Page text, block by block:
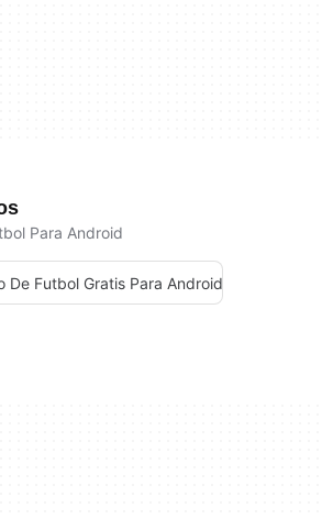
Para Android
De Futbol Gratis Para Android